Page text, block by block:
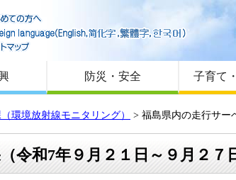
はじめ
Foreign
サイトマ
防災・安全 子育て
環境放射線モニタリング） > 福島県内の走行サー
令和7年９月２１日～９月２７